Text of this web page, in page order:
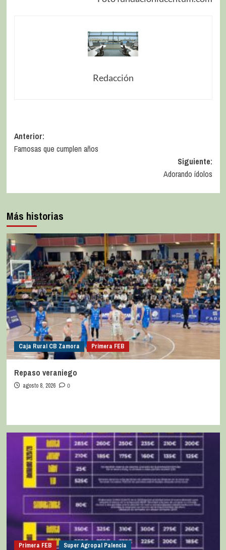
Redacción
Anterior:
Famosas que cumplen años
Siguiente:
Adorando ídolos
Más historias
Caja Rural CB Zamora Primera FEB
Repaso veraniego
agosto 8, 2026 0
Primera FEB Super Agropal Palencia